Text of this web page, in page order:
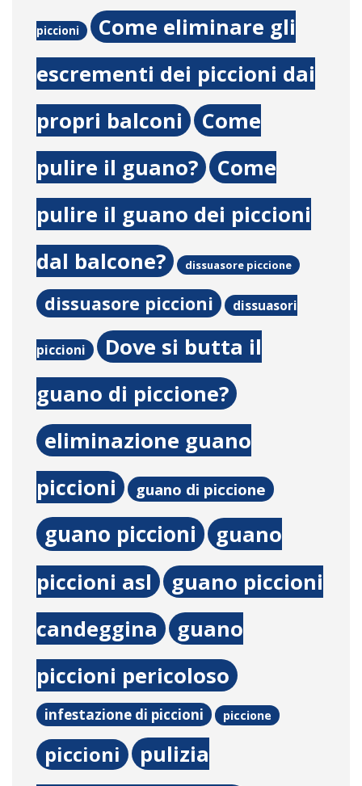
piccioni
Come eliminare gli
escrementi dei piccioni dai
propri balconi
Come
pulire il guano?
Come
pulire il guano dei piccioni
dal balcone?
dissuasore piccione
dissuasore piccioni dissuasori
piccioni
Dove si butta il
guano di piccione?
eliminazione guano
piccioni
guano di piccione
guano piccioni
guano
piccioni asl
guano piccioni
candeggina
guano
piccioni pericoloso
infestazione di piccioni piccione
piccioni
pulizia